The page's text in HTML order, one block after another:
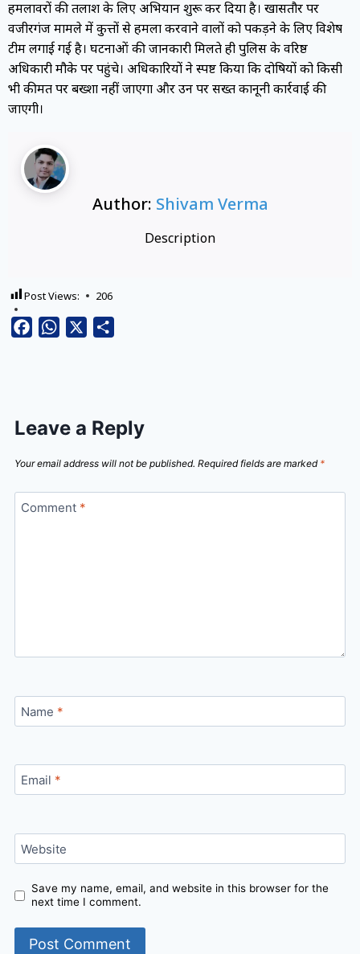
हमलावरों की तलाश के लिए अभियान शुरू कर दिया है। खासतौर पर
वजीरगंज मामले में कुत्तों से हमला करवाने वालों को पकड़ने के लिए विशेष
टीम लगाई गई है। घटनाओं की जानकारी मिलते ही पुलिस के वरिष्ठ
अधिकारी मौके पर पहुंचे। अधिकारियों ने स्पष्ट किया कि दोषियों को किसी
भी कीमत पर बख्शा नहीं जाएगा और उन पर सख्त कानूनी कार्रवाई की
जाएगी।
Author: Shivam Verma
Description
Post Views: 206
FacebookWhatsApp
Leave a Reply
Your email address will not be published. Required fields are marked *
Comment *
Name *
Email *
Website
Save my name, email, and website in this browser for the
next time I comment.